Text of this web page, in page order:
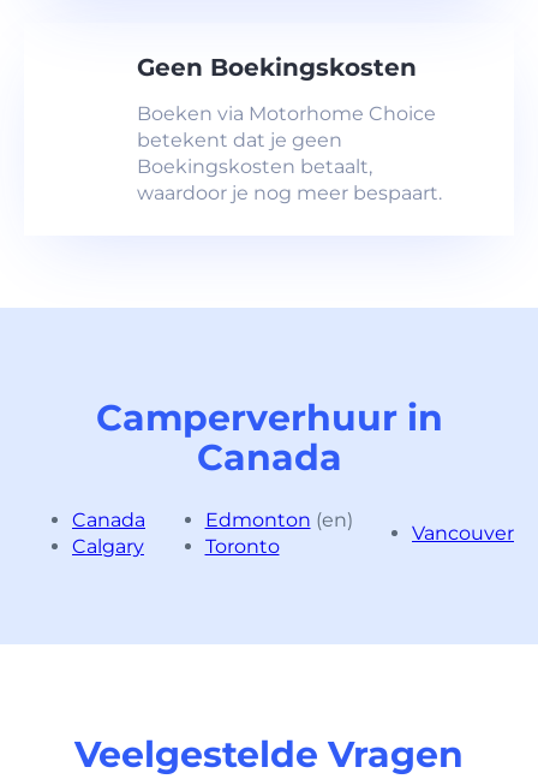
Geen Boekingskosten
Boeken via Motorhome Choice
betekent dat je geen
Boekingskosten betaalt,
waardoor je nog meer bespaart.
Camperverhuur in
Canada
Canada
Calgary
Edmonton (en)
Toronto
Vancouver
Veelgestelde Vragen